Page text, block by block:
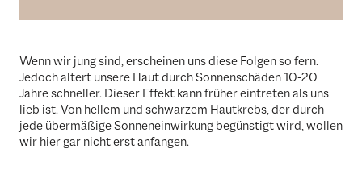
Wenn wir jung sind, erscheinen uns diese Folgen so fern.
Jedoch altert unsere Haut durch Sonnenschäden 10-20
Jahre schneller. Dieser Effekt kann früher eintreten als uns
lieb ist. Von hellem und schwarzem Hautkrebs, der durch
jede übermäßige Sonneneinwirkung begünstigt wird, wollen
wir hier gar nicht erst anfangen.